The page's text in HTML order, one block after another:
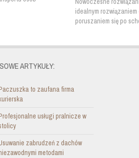
idealnym
poruszaniem się po
ARTYKUŁY:
to zaufana firma
usługi pralnicze w
zabrudzeń z dachów
metodami